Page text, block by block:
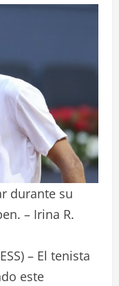
durante su
– Irina R.
– El tenista
este